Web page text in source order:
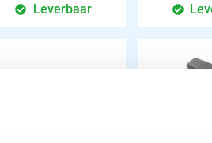
Leverbaar